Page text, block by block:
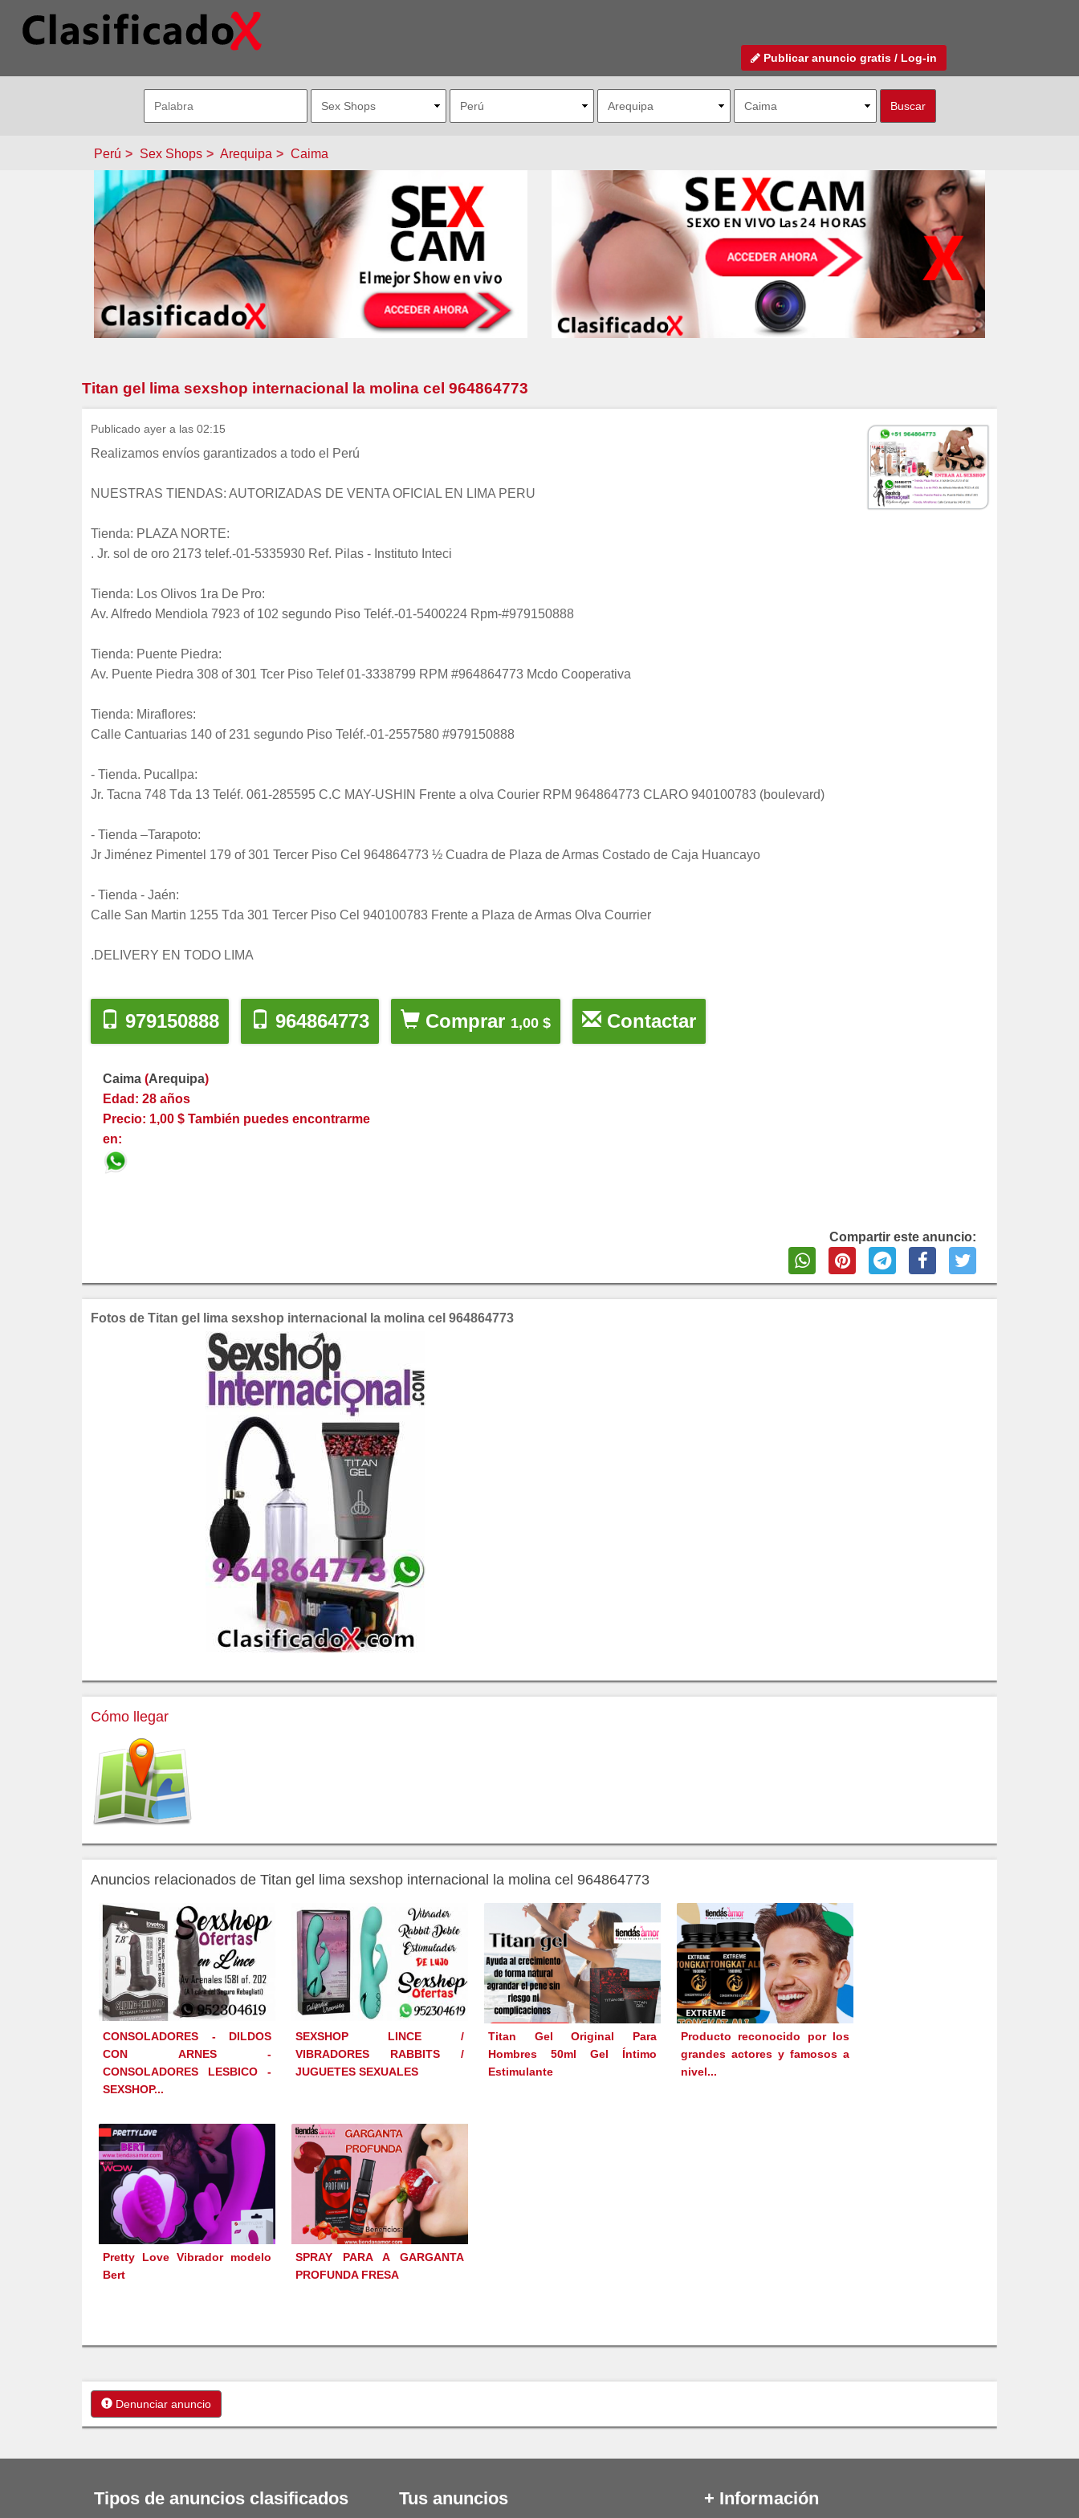
Publicar anuncio gratis / Log-in
Perú Sex Shops Arequipa Caima
Titan gel lima sexshop internacional la molina cel 964864773
Publicado ayer a las 02:15
Realizamos envíos garantizados a todo el Perú
NUESTRAS TIENDAS: AUTORIZADAS DE VENTA OFICIAL EN LIMA PERU
Tienda: PLAZA NORTE:
. Jr. sol de oro 2173 telef.-01-5335930 Ref. Pilas - Instituto Inteci
Tienda: Los Olivos 1ra De Pro:
Av. Alfredo Mendiola 7923 of 102 segundo Piso Teléf.-01-5400224 Rpm-#979150888
Tienda: Puente Piedra:
Av. Puente Piedra 308 of 301 Tcer Piso Telef 01-3338799 RPM #964864773 Mcdo Cooperativa
Tienda: Miraflores:
Calle Cantuarias 140 of 231 segundo Piso Teléf.-01-2557580 #979150888
- Tienda. Pucallpa:
Jr. Tacna 748 Tda 13 Teléf. 061-285595 C.C MAY-USHIN Frente a olva Courier RPM 964864773 CLARO 940100783 (boulevard)
- Tienda –Tarapoto:
Jr Jiménez Pimentel 179 of 301 Tercer Piso Cel 964864773 ½ Cuadra de Plaza de Armas Costado de Caja Huancayo
- Tienda - Jaén:
Calle San Martin 1255 Tda 301 Tercer Piso Cel 940100783 Frente a Plaza de Armas Olva Courrier
.DELIVERY EN TODO LIMA
979150888 964864773 Comprar 1,00 $ Contactar
Caima (Arequipa)
Edad: 28 años
Precio: 1,00 $ También puedes encontrarme
en:
Compartir este anuncio:
Fotos de Titan gel lima sexshop internacional la molina cel 964864773
Cómo llegar
Anuncios relacionados de Titan gel lima sexshop internacional la molina cel 964864773
CONSOLADORES - DILDOS
CON ARNES -
CONSOLADORES LESBICO -
SEXSHOP...
SEXSHOP LINCE /
VIBRADORES RABBITS /
JUGUETES SEXUALES
Titan Gel Original Para
Hombres 50ml Gel Íntimo
Estimulante
Producto reconocido por los
grandes actores y famosos a
nivel...
Pretty Love Vibrador modelo
Bert
SPRAY PARA A GARGANTA
PROFUNDA FRESA
Denunciar anuncio
Tipos de anuncios clasificados Tus anuncios + Información